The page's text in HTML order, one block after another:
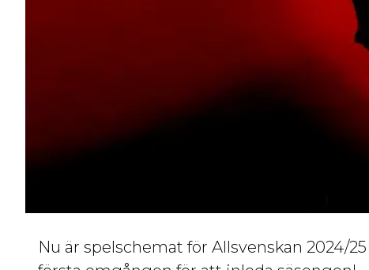
Nu är spelschemat för Allsvenskan 2024/